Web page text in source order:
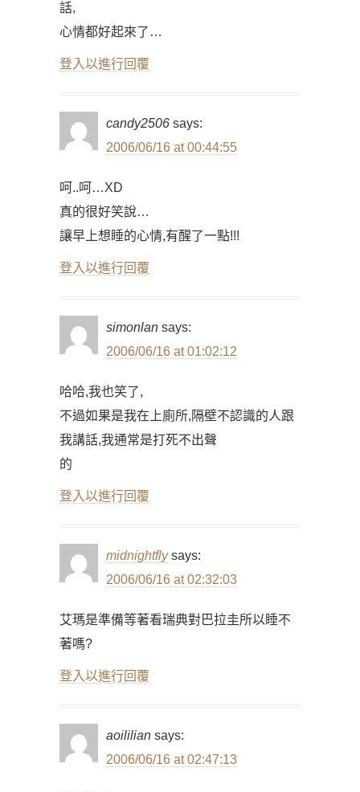
話,
心情都好起來了…
登入以進行回覆
candy2506 says:
2006/06/16 at 00:44:55
呵..呵…XD
真的很好笑說…
讓早上想睡的心情,有醒了一點!!!
登入以進行回覆
simonlan says:
2006/06/16 at 01:02:12
哈哈,我也笑了,
不過如果是我在上廁所,隔壁不認識的人跟
我講話,我通常是打死不出聲
的
登入以進行回覆
midnightfly says:
2006/06/16 at 02:32:03
艾瑪是準備等著看瑞典對巴拉圭所以睡不
著嗎?
登入以進行回覆
aoililian says:
2006/06/16 at 02:47:13